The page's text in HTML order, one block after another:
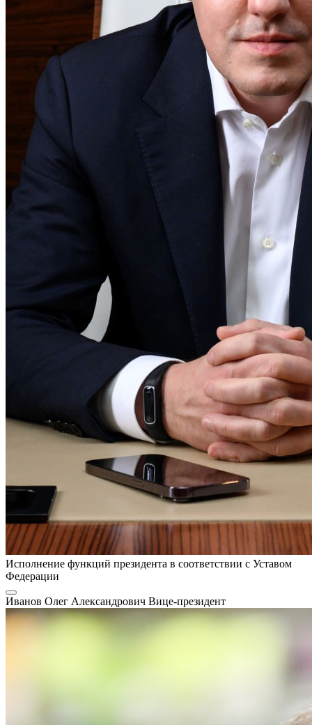
Исполнение функций президента в соответствии с Уставом
Федерации
Иванов Олег Александрович Вице-президент